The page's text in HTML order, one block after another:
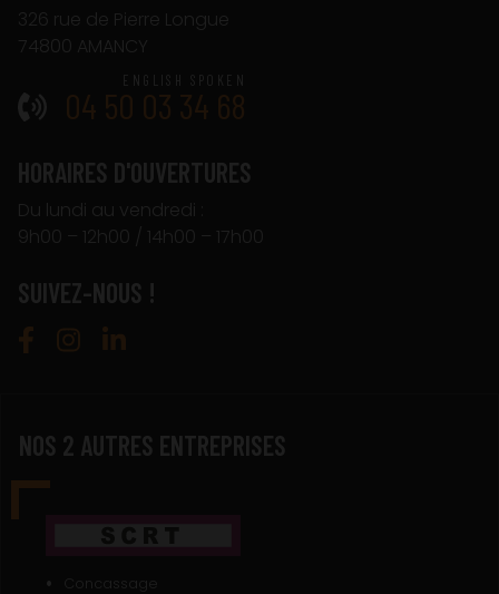
326 rue de Pierre Longue
74800 AMANCY
HORAIRES D'OUVERTURES
Du lundi au vendredi :
9h00 – 12h00 / 14h00 – 17h00
SUIVEZ-NOUS !
NOS 2 AUTRES ENTREPRISES